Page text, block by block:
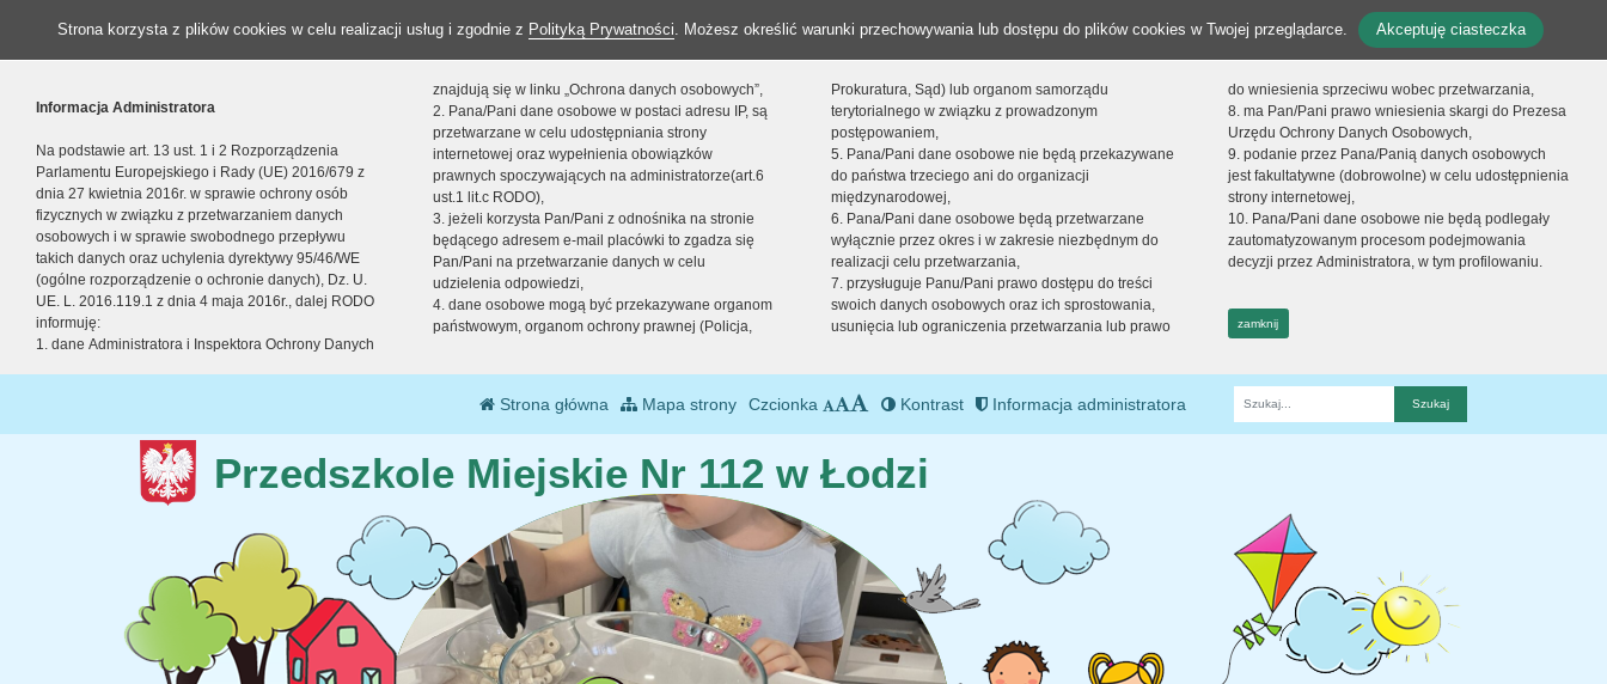
Strona korzysta z plików cookies w celu realizacji usług i zgodnie z Polityką Prywatności. Możesz określić warunki przechowywania lub dostępu do plików cookies w Twojej przeglądarce. Akceptuję ciasteczka
Informacja Administratora
Na podstawie art. 13 ust. 1 i 2 Rozporządzenia
Parlamentu Europejskiego i Rady (UE) 2016/679 z
dnia 27 kwietnia 2016r. w sprawie ochrony osób
fizycznych w związku z przetwarzaniem danych
osobowych i w sprawie swobodnego przepływu
takich danych oraz uchylenia dyrektywy 95/46/WE
(ogólne rozporządzenie o ochronie danych), Dz. U.
UE. L. 2016.119.1 z dnia 4 maja 2016r., dalej RODO
informuję:
1. dane Administratora i Inspektora Ochrony Danych
znajdują się w linku „Ochrona danych osobowych”,
2. Pana/Pani dane osobowe w postaci adresu IP, są
przetwarzane w celu udostępniania strony
internetowej oraz wypełnienia obowiązków
prawnych spoczywających na administratorze(art.6
ust.1 lit.c RODO),
3. jeżeli korzysta Pan/Pani z odnośnika na stronie
będącego adresem e-mail placówki to zgadza się
Pan/Pani na przetwarzanie danych w celu
udzielenia odpowiedzi,
4. dane osobowe mogą być przekazywane organom
państwowym, organom ochrony prawnej (Policja,
Prokuratura, Sąd) lub organom samorządu
terytorialnego w związku z prowadzonym
postępowaniem,
5. Pana/Pani dane osobowe nie będą przekazywane
do państwa trzeciego ani do organizacji
międzynarodowej,
6. Pana/Pani dane osobowe będą przetwarzane
wyłącznie przez okres i w zakresie niezbędnym do
realizacji celu przetwarzania,
7. przysługuje Panu/Pani prawo dostępu do treści
swoich danych osobowych oraz ich sprostowania,
usunięcia lub ograniczenia przetwarzania lub prawo
do wniesienia sprzeciwu wobec przetwarzania,
8. ma Pan/Pani prawo wniesienia skargi do Prezesa
Urzędu Ochrony Danych Osobowych,
9. podanie przez Pana/Panią danych osobowych
jest fakultatywne (dobrowolne) w celu udostępnienia
strony internetowej,
10. Pana/Pani dane osobowe nie będą podlegały
zautomatyzowanym procesom podejmowania
decyzji przez Administratora, w tym profilowaniu.
zamknij
Strona główna Mapa strony Czcionka Kontrast Informacja administratora
Fraza
Przedszkole Miejskie Nr 112 w Łodzi